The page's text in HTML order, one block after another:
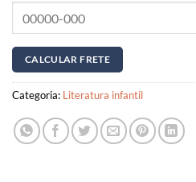
Categoria: Literatura infantil